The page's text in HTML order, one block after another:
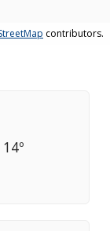
contributors.